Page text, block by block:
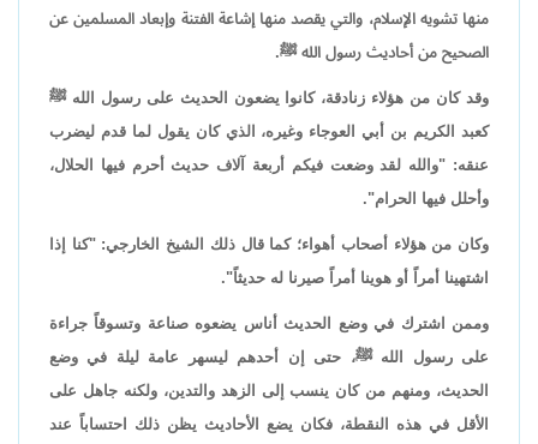
منها تشويه الإسلام، والتي يقصد منها إشاعة الفتنة وإبعاد المسلمين عن
الصحيح من أحاديث رسول الله ﷺ.
وقد كان من هؤلاء زنادقة، كانوا يضعون الحديث على رسول الله ﷺ
كعبد الكريم بن أبي العوجاء وغيره، الذي كان يقول لما قدم ليضرب
عنقه: "والله لقد وضعت فيكم أربعة آلاف حديث أحرم فيها الحلال،
وأحلل فيها الحرام".
وكان من هؤلاء أصحاب أهواء؛ كما قال ذلك الشيخ الخارجي: "كنا إذا
اشتهينا أمراً أو هوينا أمراً صيرنا له حديثاً".
وممن اشترك في وضع الحديث أناس يضعوه صناعة وتسوقاً جراءة
على رسول الله ﷺ، حتى إن أحدهم ليسهر عامة ليلة في وضع
الحديث، ومنهم من كان ينسب إلى الزهد والتدين، ولكنه جاهل على
الأقل في هذه النقطة، فكان يضع الأحاديث يظن ذلك احتساباً عند